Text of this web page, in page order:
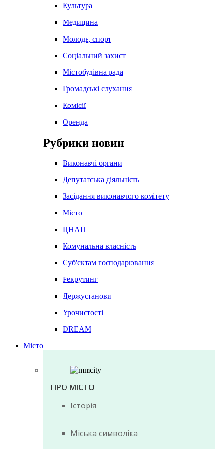
Культура
Медицина
Молодь, спорт
Соціальний захист
Містобудівна рада
Громадські слухання
Комісії
Оренда
Рубрики новин
Виконавчі органи
Депутатська діяльність
Засідання виконавчого комітету
Місто
ЦНАП
Комунальна власність
Суб'єктам господарювання
Рекрутинг
Держустанови
Урочистості
DREAM
Місто
ПРО МІСТО
Історія
Міська символіка